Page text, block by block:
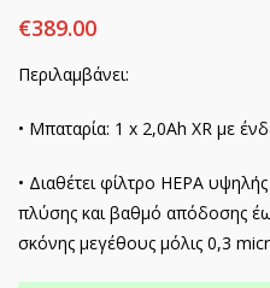
€389.00
Περιλαμβάνει:
• Μπαταρία: 1 x 2,0Ah XR με
• Διαθέτει φίλτρο HEPA
πλύσης και βαθμό απόδοσης
σκόνης μεγέθους μόλις 0,3